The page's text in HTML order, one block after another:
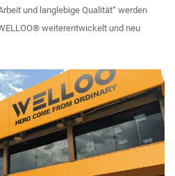
und langlebige Qualität“ werden
weiterentwickelt und neu